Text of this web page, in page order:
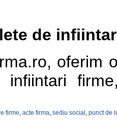
de
oferim
infiintari
firme, acte firma, sediu social , punct de